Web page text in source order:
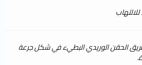
الحقن الوريدي البطيء في شكل جرعة